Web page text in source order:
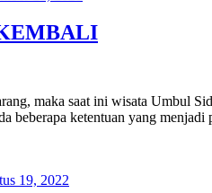
maka saat ini wisata Umbul
beberapa ketentuan yang
19, 2022